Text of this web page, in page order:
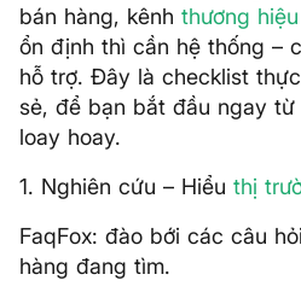
bán hàng, kênh thương hiệu
ổn định thì cần hệ thống –
hỗ trợ. Đây là checklist
sẻ, để bạn bắt đầu ngay
loay hoay.
1. Nghiên cứu – Hiểu thị
FaqFox: đào bới các câu
hàng đang tìm.